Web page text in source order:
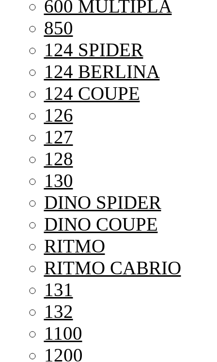
600 MULTIPLA
850
124 SPIDER
124 BERLINA
124 COUPE
126
127
128
130
DINO SPIDER
DINO COUPE
RITMO
RITMO CABRIO
131
132
1100
1200